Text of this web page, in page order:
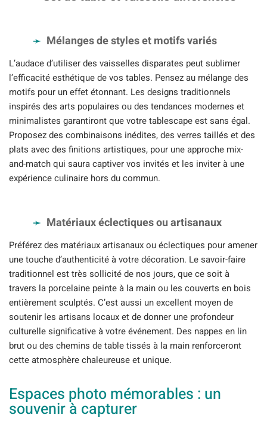
Mélanges de styles et motifs variés
L’audace d’utiliser des vaisselles disparates peut sublimer
l’efficacité esthétique de vos tables. Pensez au mélange des
motifs pour un effet étonnant. Les designs traditionnels
inspirés des arts populaires ou des tendances modernes et
minimalistes garantiront que votre tablescape est sans égal.
Proposez des combinaisons inédites, des verres taillés et des
plats avec des finitions artistiques, pour une approche mix-
and-match qui saura captiver vos invités et les inviter à une
expérience culinaire hors du commun.
Matériaux éclectiques ou artisanaux
Préférez des matériaux artisanaux ou éclectiques pour amener
une touche d’authenticité à votre décoration. Le savoir-faire
traditionnel est très sollicité de nos jours, que ce soit à
travers la porcelaine peinte à la main ou les couverts en bois
entièrement sculptés. C’est aussi un excellent moyen de
soutenir les artisans locaux et de donner une profondeur
culturelle significative à votre événement. Des nappes en lin
brut ou des chemins de table tissés à la main renforceront
cette atmosphère chaleureuse et unique.
Espaces photo mémorables : un
souvenir à capturer